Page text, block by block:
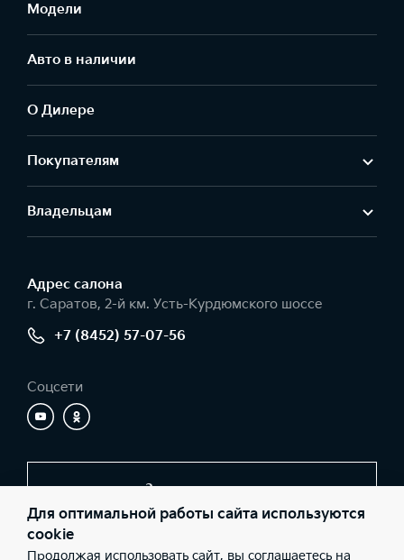
Модели
Авто в наличии
О Дилере
Покупателям
Владельцам
Адрес салонa
г. Саратов, 2-й км. Усть-Курдюмского шоссе
+7 (8452) 57-07-56
Соцсети
Заказать звонок
Для оптимальной работы сайта используются
cookie
Продолжая использовать сайт, вы соглашаетесь на